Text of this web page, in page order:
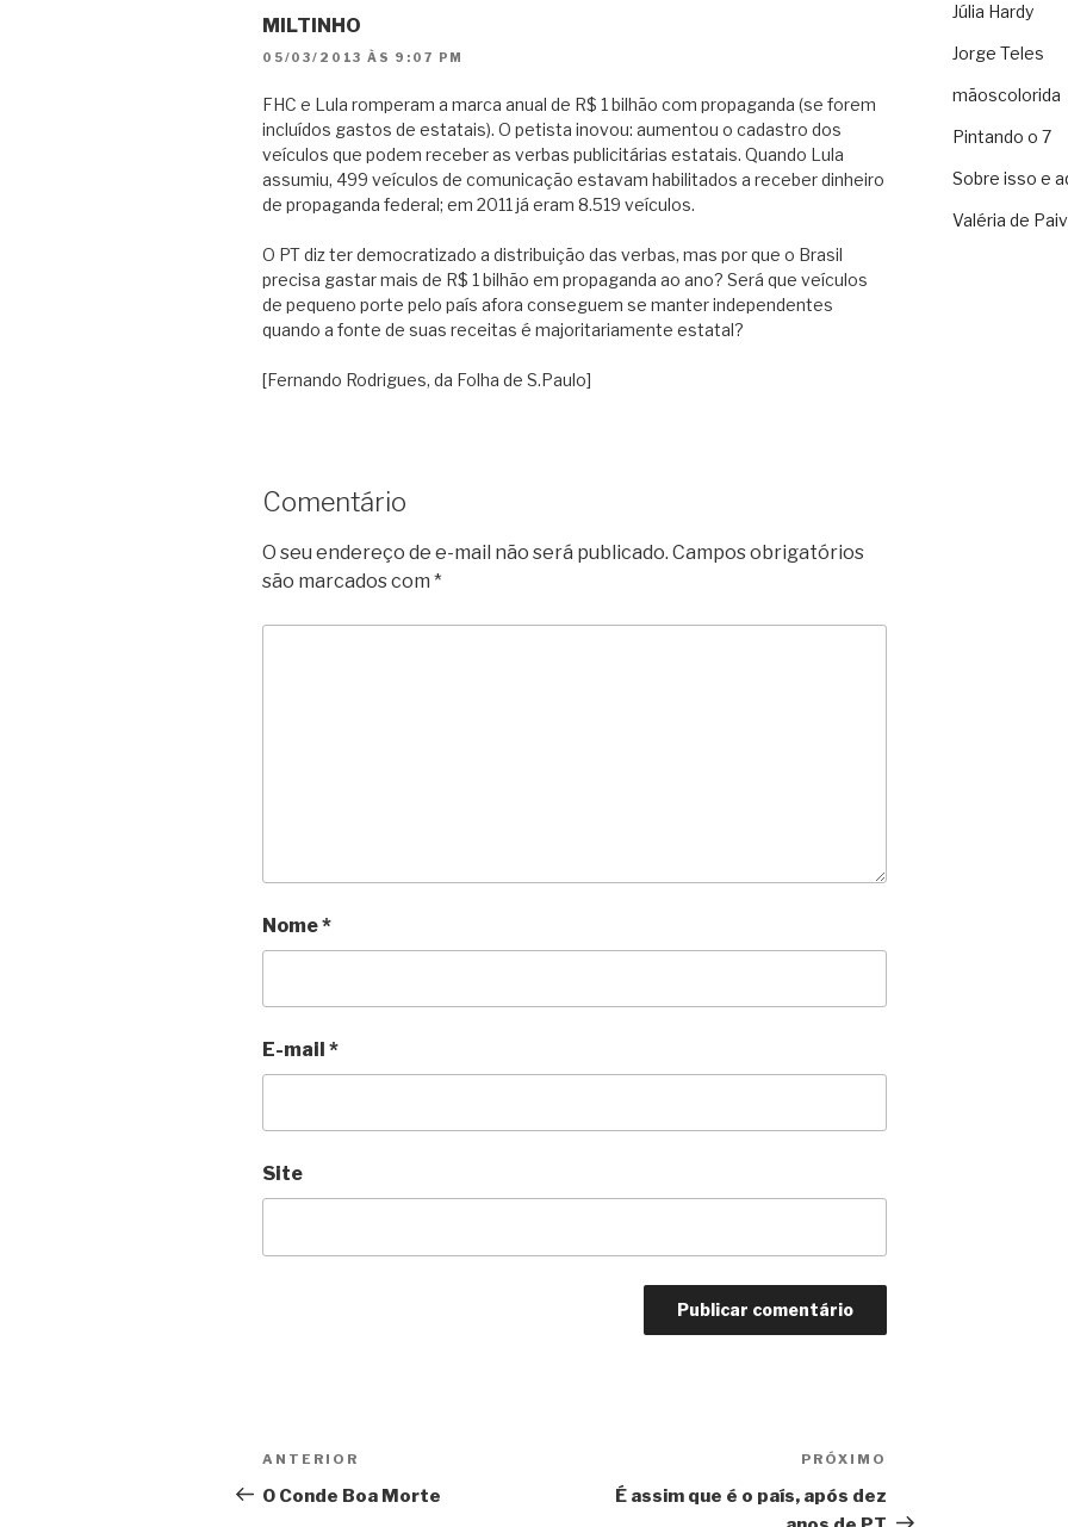
MILTINHO
05/03/2013 ÀS 9:07 PM
FHC e Lula romperam a marca anual de R$ 1 bilhão com propaganda (se forem
incluídos gastos de estatais). O petista inovou: aumentou o cadastro dos
veículos que podem receber as verbas publicitárias estatais. Quando Lula
assumiu, 499 veículos de comunicação estavam habilitados a receber dinheiro
de propaganda federal; em 2011 já eram 8.519 veículos.
O PT diz ter democratizado a distribuição das verbas, mas por que o Brasil
precisa gastar mais de R$ 1 bilhão em propaganda ao ano? Será que veículos
de pequeno porte pelo país afora conseguem se manter independentes
quando a fonte de suas receitas é majoritariamente estatal?
[Fernando Rodrigues, da Folha de S.Paulo]
Comentário
O seu endereço de e-mail não será publicado. Campos obrigatórios
são marcados com *
Nome*
E-mail *
Site
Navegação
de
Anterior
ANTERIOR
O Conde Boa Morte
PRÓXIMO
É assim que é o país, após dez
Júlia Hardy
Jorge Teles
mãoscolorida
Pintando o 7
Sobre isso e
Valéria de